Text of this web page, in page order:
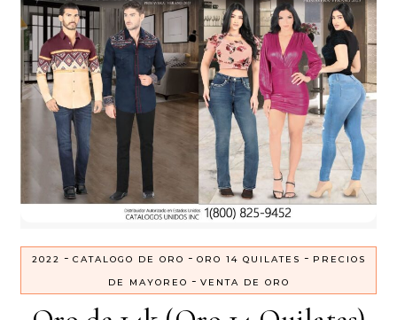
2022 - CATALOGO DE ORO - ORO 14 QUILATES - PRECIOS
DE MAYOREO - VENTA DE ORO